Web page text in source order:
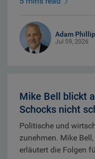
Adam
Jul 09, 2026
Mike Bell blickt
Schocks nicht
Politische und
zunehmen. Mike
erläutert die Folgen